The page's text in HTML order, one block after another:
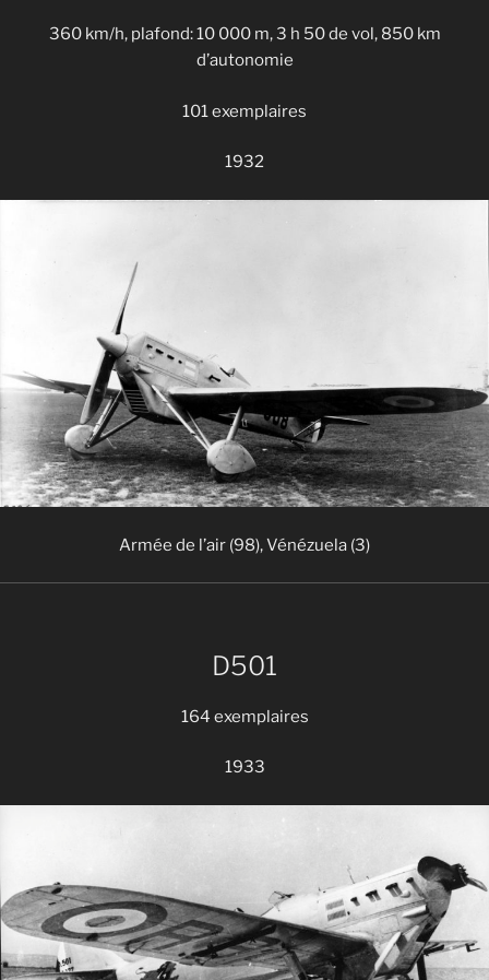
360 km/h, plafond: 10 000 m, 3 h 50 de vol, 850 km
d’autonomie
101 exemplaires
1932
Armée de l’air (98), Vénézuela (3)
D501
164 exemplaires
1933